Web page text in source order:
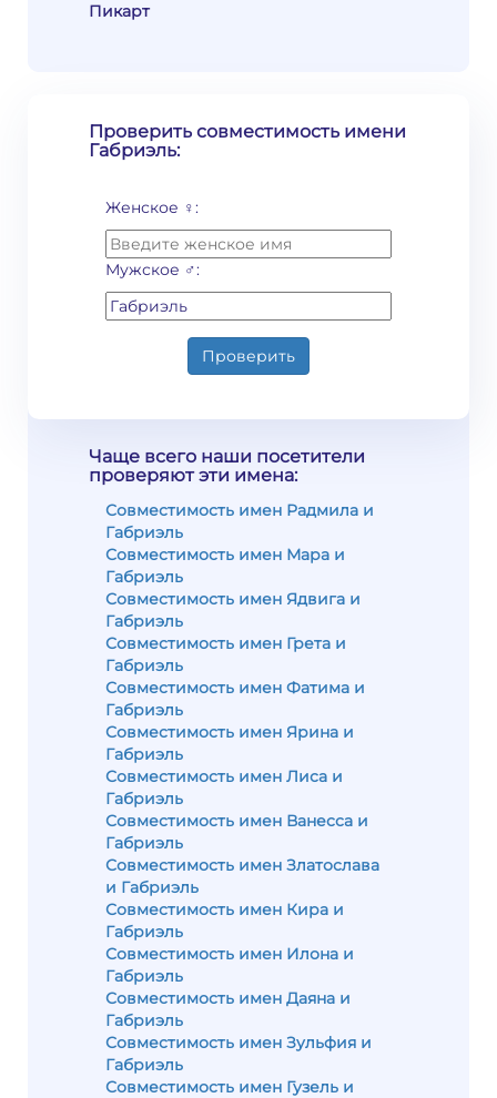
Пикарт
Проверить совместимость имени
Габриэль:
Женское ♀:
Мужское ♂:
Проверить
Чаще всего наши посетители
проверяют эти имена:
Совместимость имен Радмила и
Габриэль
Совместимость имен Мара и
Габриэль
Совместимость имен Ядвига и
Габриэль
Совместимость имен Грета и
Габриэль
Совместимость имен Фатима и
Габриэль
Совместимость имен Ярина и
Габриэль
Совместимость имен Лиса и
Габриэль
Совместимость имен Ванесса и
Габриэль
Совместимость имен Златослава
и Габриэль
Совместимость имен Кира и
Габриэль
Совместимость имен Илона и
Габриэль
Совместимость имен Даяна и
Габриэль
Совместимость имен Зульфия и
Габриэль
Совместимость имен Гузель и